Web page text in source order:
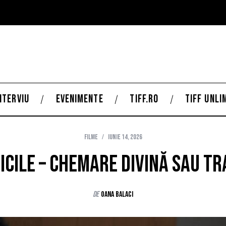
EVENIMENTE TIFF.RO TIFF
Filme iunie 14, 2026
– Chemare divină sau
de Oana Balaci